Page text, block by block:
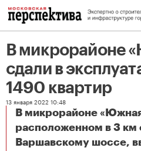
В микрорайоне
сдали в
1490 квартир
13 января 2022 10:48
В микрорайоне
расположенном в 3
Варшавскому шоссе,